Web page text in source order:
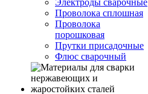
Электроды сварочные
Проволока сплошная
Проволока
порошковая
Прутки присадочные
Флюс сварочный